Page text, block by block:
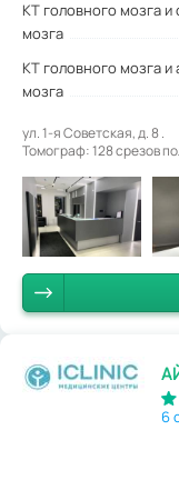
КТ головного мозга
мозга
КТ головного мозга
мозга
ул. 1-я Советская, д. 8 .
Томограф: 128 срезов
6